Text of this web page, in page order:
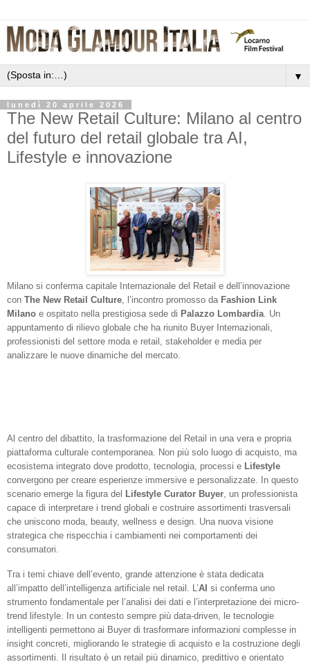
▼
lunedì 20 aprile 2026
The New Retail Culture: Milano al centro
del futuro del retail globale tra AI,
Lifestyle e innovazione
Milano si conferma capitale Internazionale del Retail e dell’innovazione
con The New Retail Culture, l’incontro promosso da Fashion Link
Milano e ospitato nella prestigiosa sede di Palazzo Lombardia. Un
appuntamento di rilievo globale che ha riunito Buyer Internazionali,
professionisti del settore moda e retail, stakeholder e media per
analizzare le nuove dinamiche del mercato.
Al centro del dibattito, la trasformazione del Retail in una vera e propria
piattaforma culturale contemporanea. Non più solo luogo di acquisto, ma
ecosistema integrato dove prodotto, tecnologia, processi e Lifestyle
convergono per creare esperienze immersive e personalizzate.
In questo
scenario emerge la figura del Lifestyle Curator Buyer, un professionista
capace di interpretare i trend globali e costruire assortimenti trasversali
che uniscono moda, beauty, wellness e design. Una nuova visione
strategica che rispecchia i cambiamenti nei comportamenti dei
consumatori.
Tra i temi chiave dell’evento, grande attenzione è stata dedicata
all’impatto dell’intelligenza artificiale nel retail. L’AI si conferma uno
strumento fondamentale per l’analisi dei dati e l’interpretazione dei micro-
trend lifestyle.
In un contesto sempre più data-driven, le tecnologie
intelligenti permettono ai Buyer di trasformare informazioni complesse in
insight concreti, migliorando le strategie di acquisto e la costruzione degli
assortimenti. Il risultato è un retail più dinamico, predittivo e orientato